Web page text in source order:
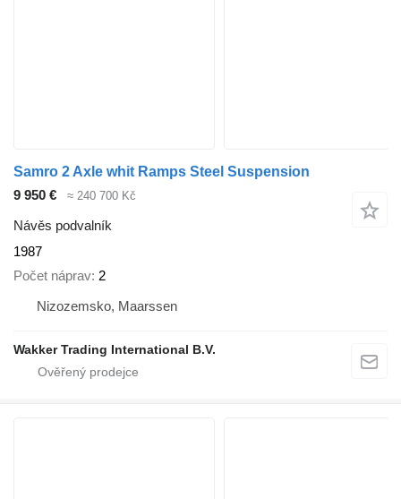
Samro 2 Axle whit Ramps Steel Suspension
9 950 €
≈ 240 700 Kč
Návěs podvalník
1987
Počet náprav 2
Nizozemsko, Maarssen
Wakker Trading International B.V.